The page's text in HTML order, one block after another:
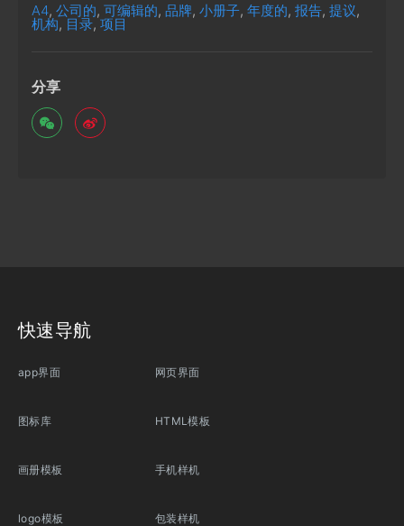
A4, 公司的, 可编辑的, 品牌, 小册子, 年度的, 报告, 提议,
机构, 目录,项目
分享
快速导航
app界面
图标库
画册模板
logo模板
网页界面
HTML模板
手机样机
包装样机